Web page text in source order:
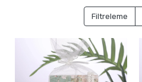
Filtreleme